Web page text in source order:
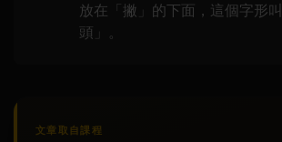
放在「撇」的下面，這個字形
頭」。
文章取自課程